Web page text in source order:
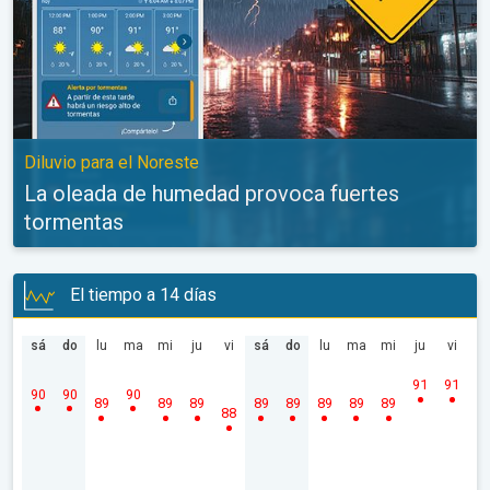
Diluvio para el Noreste
La oleada de humedad provoca fuertes
tormentas
El tiempo a 14 días
sá
90
do
90
lu
89
ma
90
mi
89
ju
89
vi
88
sá
89
do
89
lu
89
ma
89
mi
89
ju
91
vi
91